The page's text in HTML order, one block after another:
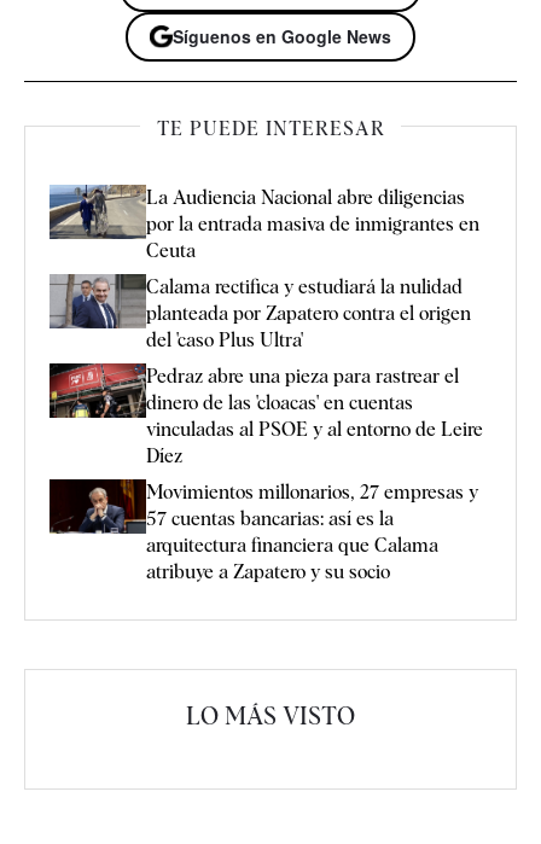
Síguenos en Google News
TE PUEDE INTERESAR
La Audiencia Nacional abre diligencias
por la entrada masiva de inmigrantes en
Ceuta
Calama rectifica y estudiará la nulidad
planteada por Zapatero contra el origen
del 'caso Plus Ultra'
Pedraz abre una pieza para rastrear el
dinero de las 'cloacas' en cuentas
vinculadas al PSOE y al entorno de Leire
Díez
Movimientos millonarios, 27 empresas y
57 cuentas bancarias: así es la
arquitectura financiera que Calama
atribuye a Zapatero y su socio
LO MÁS VISTO